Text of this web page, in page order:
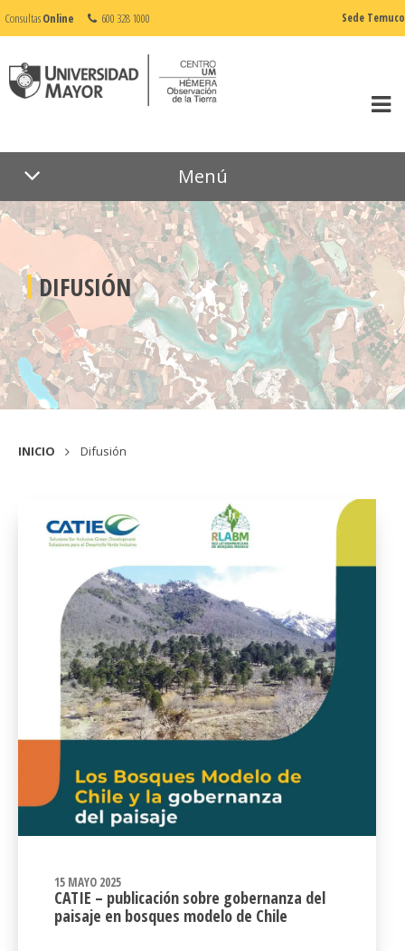
ConsultasOnline 600 328 1000 Sede Temuco
Menú
DIFUSIÓN
INICIO Difusión
15 MAYO 2025
CATIE – publicación sobre gobernanza del
paisaje en bosques modelo de Chile